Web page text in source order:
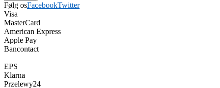
Følg osFacebookTwitter
Visa
MasterCard
American Express
Apple Pay
Bancontact
EPS
Klarna
Przelewy24